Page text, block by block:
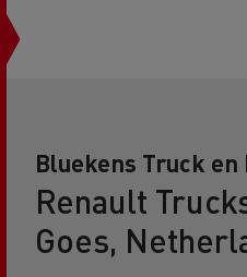
Bluekens Truck en
Renault
Goes,